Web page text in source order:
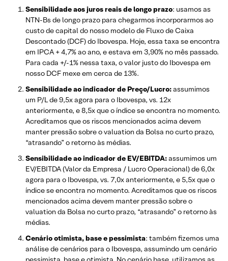
Sensibilidade aos juros reais de longo prazo: usamos as
NTN-Bs de longo prazo para chegarmos incorporarmos ao
custo de capital do nosso modelo de Fluxo de Caixa
Descontado (DCF) do Ibovespa. Hoje, essa taxa se encontra
em IPCA + 4,7% ao ano, e estava em 3,90% no mês passado.
Para cada +/-1% nessa taxa, o valor justo do Ibovespa em
nosso DCF mexe em cerca de 13%.
Sensibilidade ao indicador de Preço/Lucro:assumimos
um P/L de 9,5x agora para o Ibovespa, vs. 12x
anteriormente, e 8,5x que o índice se encontra no momento.
Acreditamos que os riscos mencionados acima devem
manter pressão sobre o valuation da Bolsa no curto prazo,
“atrasando” o retorno às médias.
Sensibilidade ao indicador de EV/EBITDA:assumimos um
EV/EBITDA (Valor da Empresa / Lucro Operacional) de 6,0x
agora para o Ibovespa, vs. 7,0x anteriormente, e 5,5x que o
índice se encontra no momento. Acreditamos que os riscos
mencionados acima devem manter pressão sobre o
valuation da Bolsa no curto prazo, “atrasando” o retorno às
médias.
Cenário otimista, base e pessimista: também fizemos uma
análise de cenários para o Ibovespa, assumindo um cenário